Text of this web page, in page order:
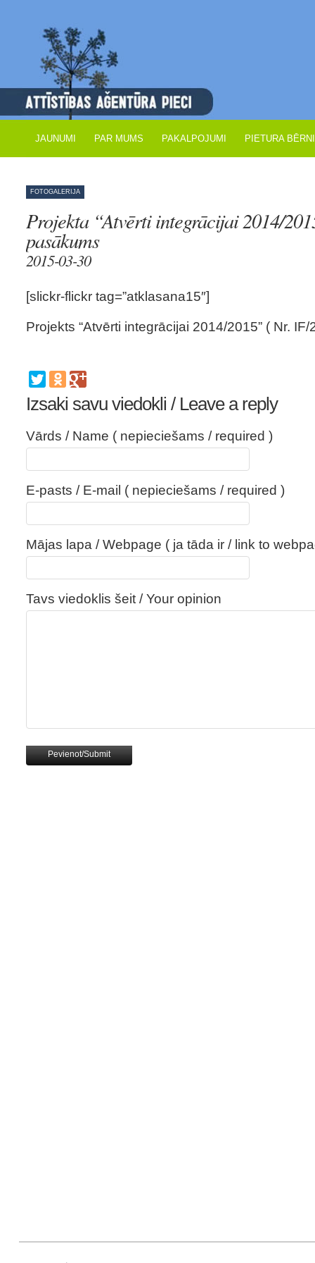
JAUNUMI PAR MUMS PAKALPOJUMI PIETURA
FOTOGALERIJA
Projekta “Atvērti integrācijai 2014/
pasākums
2015-03-30
[slickr-flickr tag=”atklasana15″]
Projekts “Atvērti integrācijai 2014/2015” ( Nr.
Izsaki savu viedokli / Leave a reply
Vārds / Name ( nepieciešams / required )
E-pasts / E-mail ( nepieciešams / required )
Mājas lapa / Webpage ( ja tāda ir / link to
Tavs viedoklis šeit / Your opinion